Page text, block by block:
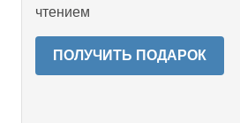
чтением
ПОЛУЧИТЬ ПОДАРОК